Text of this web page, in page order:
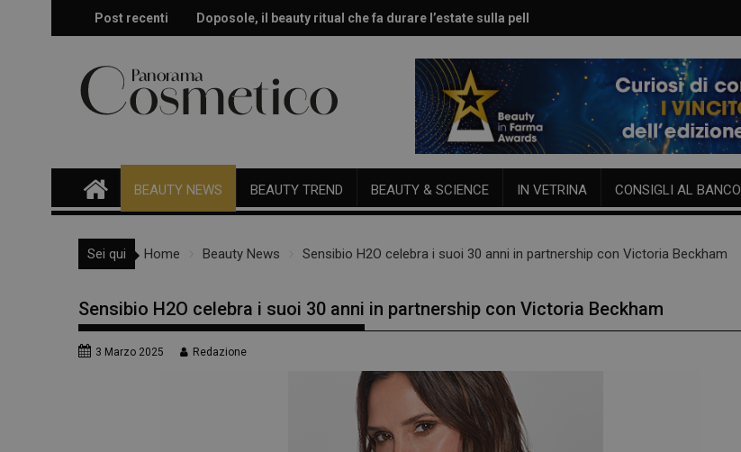
Post recenti Doposole, il beauty ritual che fa durare l’estate sulla pelle
Effetto glow immediato e modulabile per viso e corpo
BEAUTY NEWS BEAUTY TREND BEAUTY & SCIENCE IN VETRINA CONSIGLI AL BANCO
Sei qui Home Beauty News Sensibio H2O celebra i suoi 30 anni in partnership con Victoria Beckham
Sensibio H2O celebra i suoi 30 anni in partnership con Victoria Beckham
3 Marzo 2025 Redazione